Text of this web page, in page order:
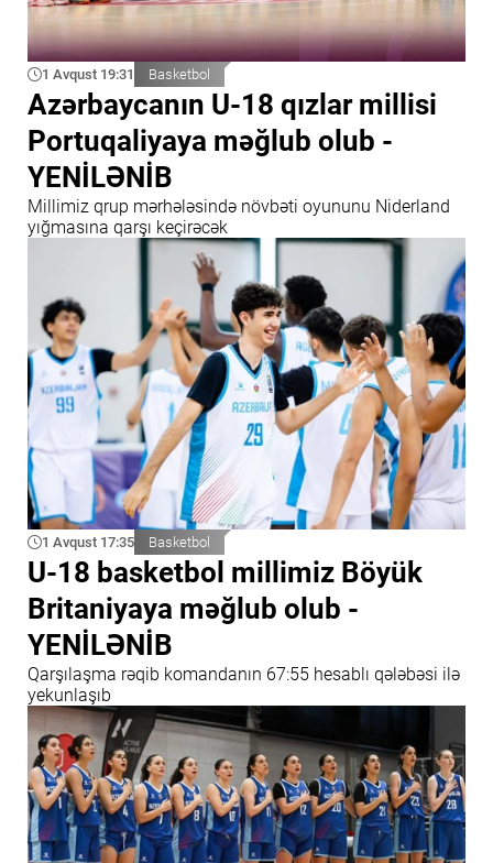
1 Avqust 19:31 Basketbol
Azərbaycanın U-18 qızlar millisi
Portuqaliyaya məğlub olub -
YENİLƏNİB
Millimiz qrup mərhələsində növbəti oyununu Niderland
yığmasına qarşı keçirəcək
1 Avqust 17:35 Basketbol
U-18 basketbol millimiz Böyük
Britaniyaya məğlub olub -
YENİLƏNİB
Qarşılaşma rəqib komandanın 67:55 hesablı qələbəsi ilə
yekunlaşıb